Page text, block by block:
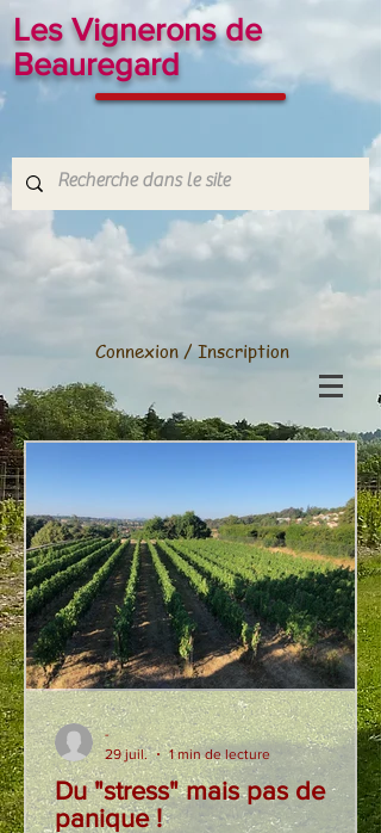
Les Vignerons de
Beauregard
Connexion / Inscription
Du "stress" mais pas de
panique !
-
29 juil.
1 min de lecture